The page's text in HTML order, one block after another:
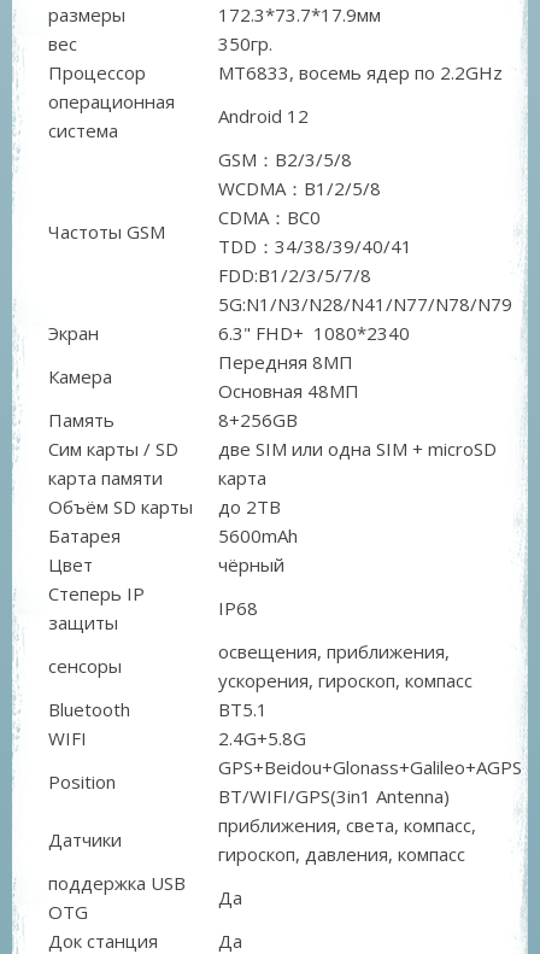
размеры
172.3*73.7*17.9мм
вес
350гр.
Процессор
MT6833, восемь ядер по 2.2GHz
операционная
система
Android 12
Частоты GSM
GSM：B2/3/5/8
WCDMA：B1/2/5/8
CDMA：BC0
TDD：34/38/39/40/41
FDD:B1/2/3/5/7/8
5G:N1/N3/N28/N41/N77/N78/N79
Экран
6.3" FHD+ 1080*2340
Камера
Передняя 8МП
Основная 48МП
Память
8+256GB
Сим карты / SD
карта памяти
две SIM или одна SIM + microSD
карта
Объём SD карты
до 2TB
Батарея
5600mAh
Цвет
чёрный
Степерь IP
защиты
IP68
сенсоры
освещения, приближения,
ускорения, гироскоп, компасс
Bluetooth
BT5.1
WIFI
2.4G+5.8G
Position
GPS+Beidou+Glonass+Galileo+AGPS
BT/WIFI/GPS(3in1 Antenna)
Датчики
приближения, света, компасс,
гироскоп, давления, компасс
поддержка USB
OTG
Да
Док станция
Да